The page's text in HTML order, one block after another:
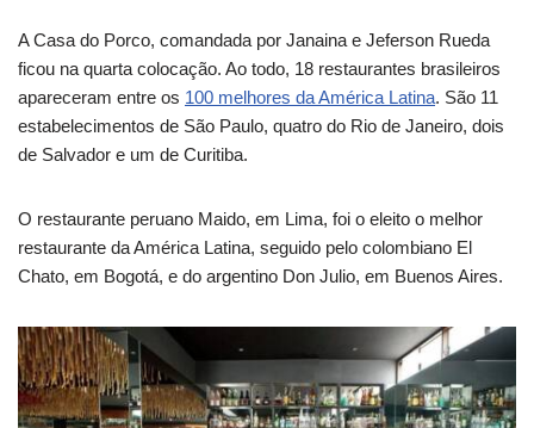
A Casa do Porco, comandada por Janaina e Jeferson Rueda
ficou na quarta colocação. Ao todo, 18 restaurantes brasileiros
apareceram entre os 100 melhores da América Latina. São 11
estabelecimentos de São Paulo, quatro do Rio de Janeiro, dois
de Salvador e um de Curitiba.
O restaurante peruano Maido, em Lima, foi o eleito o melhor
restaurante da América Latina, seguido pelo colombiano El
Chato, em Bogotá, e do argentino Don Julio, em Buenos Aires.